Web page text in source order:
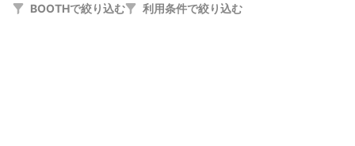
BOOTHで絞り込む 利用条件で絞り込む